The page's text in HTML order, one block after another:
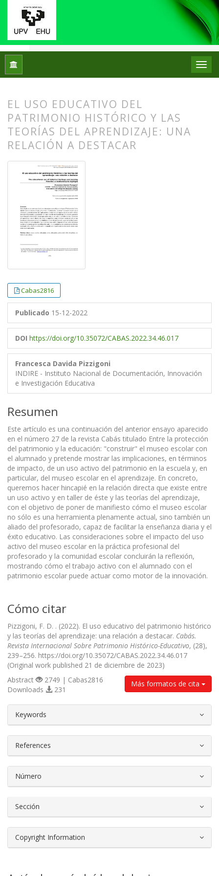
Inicio Núm. 28 (2022): Número Monográfico:
EL USO EDUCATIVO DEL
PATRIMONIO HISTÓRICO Y LAS
TEORÍAS DEL APRENDIZAJE: UNA
RELACIÓN A DESTACAR
Cabas2816
Publicado 15-12-2022
DOI https://doi.org/10.35072/CABAS.2022.34.46.017
Francesca Davida Pizzigoni
INDIRE - Instituto Nacional de Documentación, Innovación
e Investigación Educativa
Resumen
Este artículo es una continuación del anterior ensayo aparecido
en el número 27 de la revista Cabás titulado Entre la protección
del patrimonio y la educación: "construir" el museo escolar con
el alumnado y pretende mostrar las implicaciones, en términos
de impacto, de un uso activo del patrimonio en la escuela y, en
particular, del museo escolar en el aprendizaje. En concreto,
queremos hacer hincapié en la relación directa que existe entre
un uso activo y en taller de éste y las teorías del aprendizaje,
con el objetivo de poner de manifiesto cómo el museo escolar
no sólo es una herramienta plenamente actual, sino también un
aliado del profesorado, capaz de facilitar la enseñanza diaria y el
éxito educativo. Las consideraciones sobre el impacto del uso
activo del museo escolar en la práctica profesional del
profesorado y la comunidad escolar concluirán la reflexión,
mostrando cómo el trabajo activo con el alumnado con el
patrimonio escolar puede actuar como motor de la innovación.
Cómo citar
Pizzigoni, F. D. . (2022). El uso educativo del patrimonio histórico
y las teorías del aprendizaje: una relación a destacar. Cabás.
Revista Internacional Sobre Patrimonio Histórico-Educativo, (28),
239–256. https://doi.org/10.35072/CABAS.2022.34.46.017
(Original work published 21 de diciembre de 2023)
Más formatos de cita
Abstract
2749 | Cabas2816
Downloads
231
Keywords
References
Número
Sección
Copyright Information